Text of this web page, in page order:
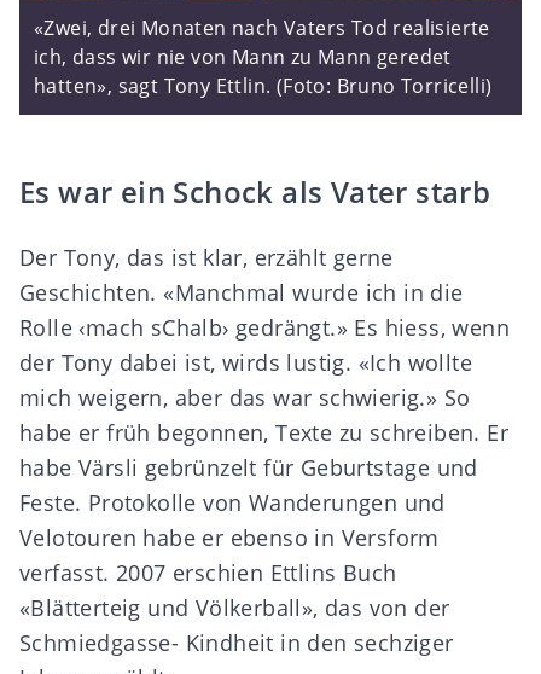
«Zwei, drei Monaten nach Vaters Tod realisierte
ich, dass wir nie von Mann zu Mann geredet
hatten», sagt Tony Ettlin. (Foto: Bruno Torricelli)
Es war ein Schock als Vater starb
Der Tony, das ist klar, erzählt gerne
Geschichten. «Manchmal wurde ich in die
Rolle ‹mach sChalb› gedrängt.» Es hiess, wenn
der Tony dabei ist, wirds lustig. «Ich wollte
mich weigern, aber das war schwierig.» So
habe er früh begonnen, Texte zu schreiben. Er
habe Värsli gebrünzelt für Geburtstage und
Feste. Protokolle von Wanderungen und
Velotouren habe er ebenso in Versform
verfasst. 2007 erschien Ettlins Buch
«Blätterteig und Völkerball», das von der
Schmiedgasse- Kindheit in den sechziger